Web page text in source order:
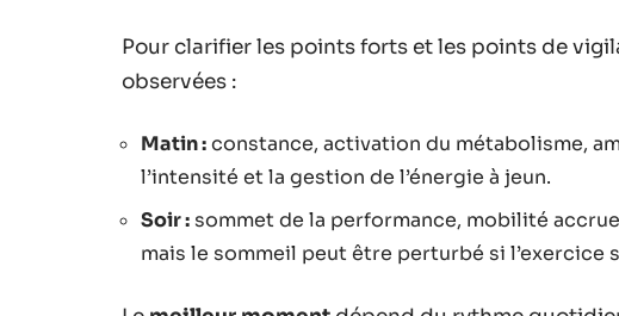
Pour clarifier les points forts et les points de
observées :
Matin :constance, activation du métabolisme,
l’intensité et la gestion de l’énergie à jeun.
Soir : sommet de la performance, mobilité
mais le sommeil peut être perturbé si l’exercice